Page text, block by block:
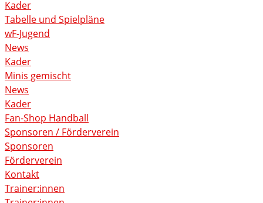
Kader
Tabelle und Spielpläne
wF-Jugend
News
Kader
Minis gemischt
News
Kader
Fan-Shop Handball
Sponsoren / Förderverein
Sponsoren
Förderverein
Kontakt
Trainer:innen